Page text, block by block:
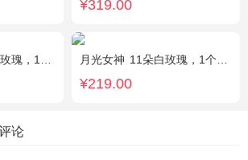
¥319.00
桔梗、白色乒乓菊、尤加利搭配 月光女神 11朵白玫瑰，1个蓝色绣球，桔梗搭配
¥219.00
论